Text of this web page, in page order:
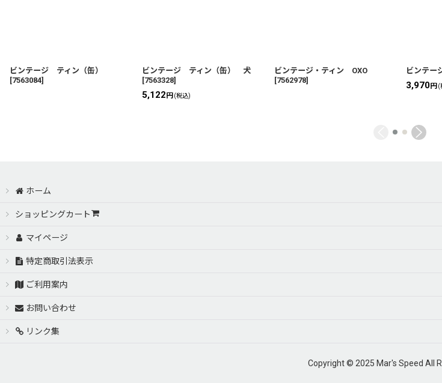
ビンテージ ティン（缶）
[7563084]
ビンテージ ティン（缶） 犬
[7563328]
5,122円(税込)
ビンテージ・ティン OXO
[7562978]
ビンテー
3,970円(
ホーム
ショッピングカート
マイページ
特定商取引法表示
ご利用案内
お問い合わせ
リンク集
Copyright © 2025 Mar's Speed All